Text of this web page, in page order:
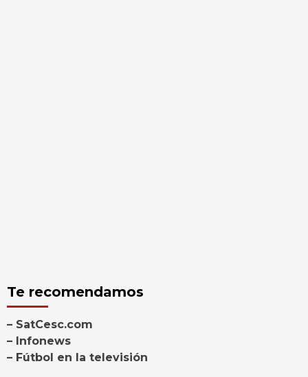
Te recomendamos
– SatCesc.com
– Infonews
– Fútbol en la televisión